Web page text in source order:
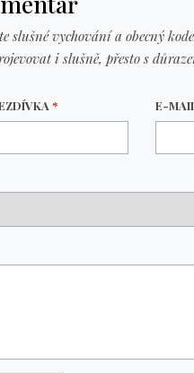
slušné vychování a obecný
i slušně, přesto s
* E-